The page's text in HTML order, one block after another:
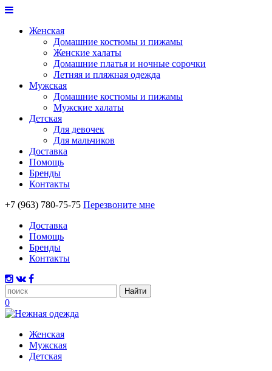
Женская
Домашние костюмы и пижамы
Женские халаты
Домашние платья и ночные сорочки
Летняя и пляжная одежда
Мужская
Домашние костюмы и пижамы
Мужские халаты
Детская
Для девочек
Для мальчиков
Доставка
Помощь
Бренды
Контакты
+7 (963) 780-75-75 Перезвоните мне
Доставка
Помощь
Бренды
Контакты
0
Женская
Мужская
Детская